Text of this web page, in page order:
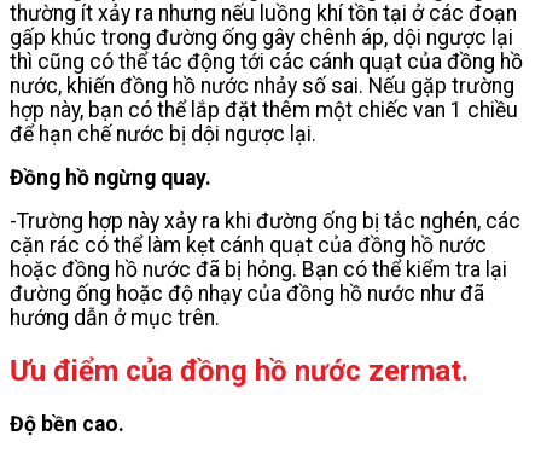
thường ít xảy ra nhưng nếu luồng khí tồn tại ở các đoạn
gấp khúc trong đường ống gây chênh áp, dội ngược lại
thì cũng có thể tác động tới các cánh quạt của đồng hồ
nước, khiến đồng hồ nước nhảy số sai. Nếu gặp trường
hợp này, bạn có thể lắp đặt thêm một chiếc van 1 chiều
để hạn chế nước bị dội ngược lại.
Đồng hồ ngừng quay.
-Trường hợp này xảy ra khi đường ống bị tắc nghén, các
cặn rác có thể làm kẹt cánh quạt của đồng hồ nước
hoặc đồng hồ nước đã bị hỏng. Bạn có thể kiểm tra lại
đường ống hoặc độ nhạy của đồng hồ nước như đã
hướng dẫn ở mục trên.
Ưu điểm của đồng hồ nước zermat.
Độ bền cao.